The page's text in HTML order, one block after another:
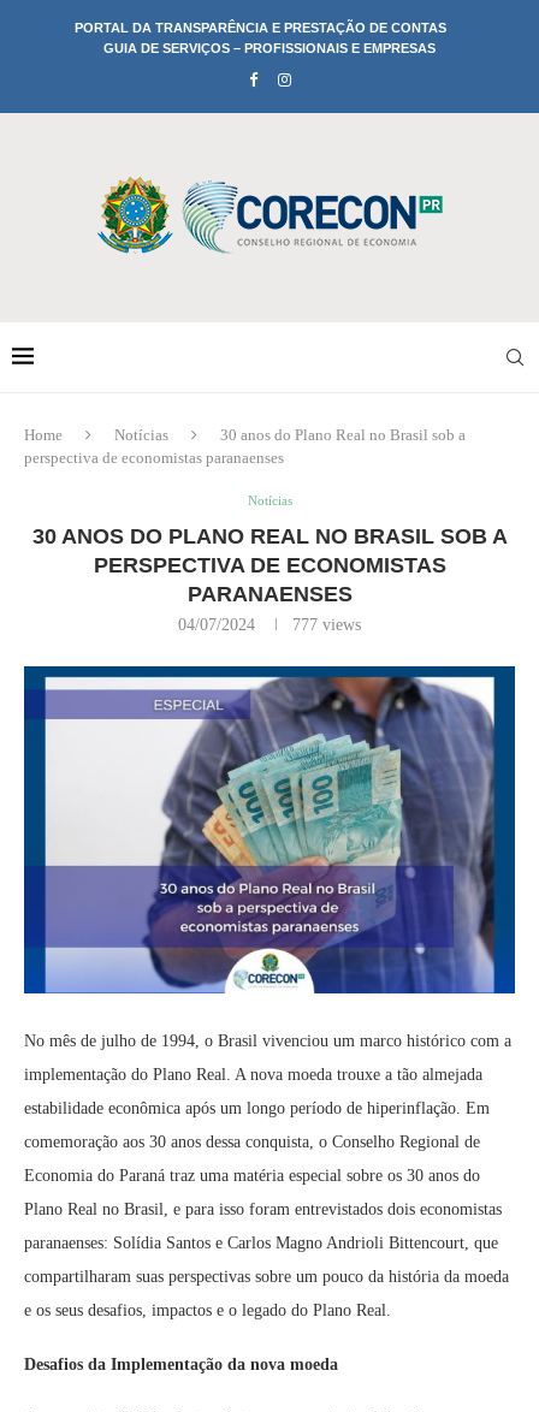
PORTAL DA TRANSPARÊNCIA E PRESTAÇÃO DE CONTAS
GUIA DE SERVIÇOS – PROFISSIONAIS E EMPRESAS
Home Notícias
30 anos do Plano Real no Brasil sob a
perspectiva de economistas paranaenses
Notícias
30 ANOS DO PLANO REAL NO BRASIL SOB A
PERSPECTIVA DE ECONOMISTAS
PARANAENSES
04/07/2024 777 views
No mês de julho de 1994, o Brasil vivenciou um marco histórico com a
implementação do Plano Real. A nova moeda trouxe a tão almejada
estabilidade econômica após um longo período de hiperinflação. Em
comemoração aos 30 anos dessa conquista, o Conselho Regional de
Economia do Paraná traz uma matéria especial sobre os 30 anos do
Plano Real no Brasil, e para isso foram entrevistados dois economistas
paranaenses: Solídia Santos e Carlos Magno Andrioli Bittencourt, que
compartilharam suas perspectivas sobre um pouco da história da moeda
e os seus desafios, impactos e o legado do Plano Real.
Desafios da Implementação da nova moeda